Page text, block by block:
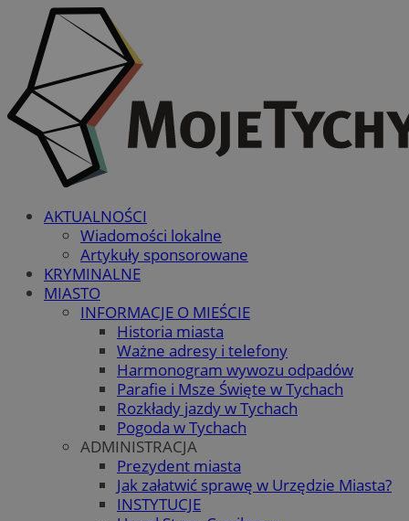
AKTUALNOŚCI
Wiadomości lokalne
Artykuły sponsorowane
KRYMINALNE
MIASTO
INFORMACJE O MIEŚCIE
Historia miasta
Ważne adresy i telefony
Harmonogram wywozu odpadów
Parafie i Msze Święte w Tychach
Rozkłady jazdy w Tychach
Pogoda w Tychach
ADMINISTRACJA
Prezydent miasta
Jak załatwić sprawę w Urzędzie Miasta?
INSTYTUCJE